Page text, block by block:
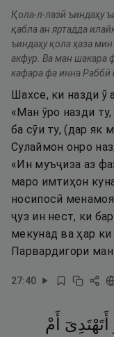
Қола-л-лазӣ ъиндаҳу
қабла ан яртадда
ъиндаҳу қола ҳаза
акфур. Ва ман шакара
кафара фа инна Раббӣ
Шахсе, ки назди ӯ
«Ман ӯро назди
ба сӯи ту, (дар як
Сулаймон онро
«Ин муъҷиза аз
маро имтиҳон
носипосӣ
ҷуз ин нест, ки
мекунад ва ҳар ки
Парвардигори
27:40
أَتَهْتَدِىٓ
أَمْ